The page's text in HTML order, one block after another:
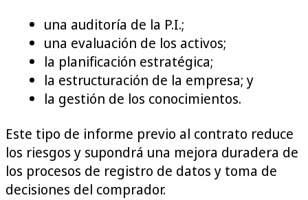
una auditoría de la P.I.;
una evaluación de los activos;
la planificación estratégica;
la estructuración de la empresa; y
la gestión de los conocimientos.
Este tipo de informe previo al contrato reduce
los riesgos y supondrá una mejora duradera de
los procesos de registro de datos y toma de
decisiones del comprador.